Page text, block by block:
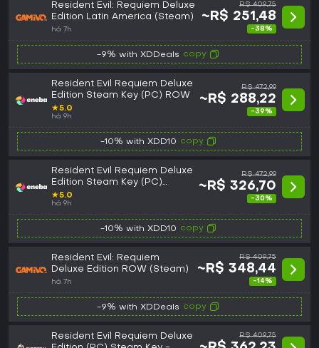
Resident Evil: Requiem Deluxe
Edition Latin America (Steam)
há 7h
R$ 409,75
~R$ 251,48
-38%
-9% with XDDeals copy
Resident Evil Requiem Deluxe
Edition Steam Key (PC) ROW
★5.0
há 9h
R$ 472,99
~R$ 288,22
-39%
-10% with XDD10 copy
Resident Evil Requiem Deluxe
Edition Steam Key (PC)
GLOBAL
★5.0
há 9h
R$ 472,99
~R$ 326,70
-30%
-10% with XDD10 copy
Resident Evil: Requiem
Deluxe Edition ROW (Steam)
há 7h
R$ 409,75
~R$ 348,44
-14%
-9% with XDDeals copy
Resident Evil Requiem Deluxe
R$ 409,75